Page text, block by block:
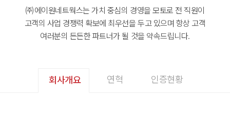
㈜에이원네트웍스는 가치 중심의 경영을 모토로 전 직원이
고객의 사업 경쟁력 확보에 최우선을 두고 있으며 항상 고객
여러분의 든든한 파트너가 될 것을 약속드립니다.
회사개요 연혁 인증현황